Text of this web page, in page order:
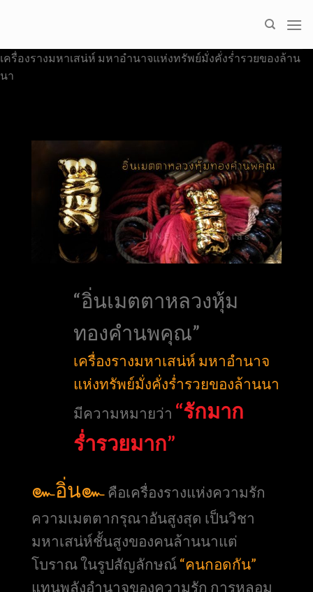
เครื่องรางมหาเสน่ห์ มหาอำนาจแห่งทรัพย์มั่งคั่งร่ำรวยของล้าน
นา
“อิ่นเมตตาหลวงหุ้ม
ทองคำนพคุณ”
เครื่องรางมหาเสน่ห์ มหาอำนาจ
แห่งทรัพย์มั่งคั่งร่ำรวยของล้านนา
มีความหมายว่า “รักมาก
ร่ำรวยมาก”
๛อิ่น๛ คือเครื่องรางแห่งความรัก
ความเมตตากรุณาอันสูงสุด เป็นวิชา
มหาเสน่ห์ชั้นสูงของคนล้านนาแต่
โบราณ ในรูปสัญลักษณ์ “คนกอดกัน”
แทนพลังอำนาจของความรัก การหลอม